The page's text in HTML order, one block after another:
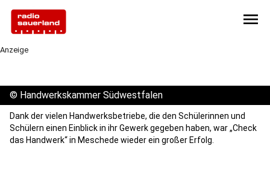
menu
Anzeige
© Handwerkskammer Südwestfalen
Dank der vielen Handwerksbetriebe, die den Schülerinnen und
Schülern einen Einblick in ihr Gewerk gegeben haben, war „Check
das Handwerk“ in Meschede wieder ein großer Erfolg.